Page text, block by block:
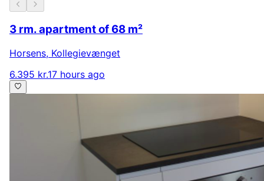
3 rm. apartment of 68 m²
Horsens, Kollegievænget
6.395 kr.17 hours ago